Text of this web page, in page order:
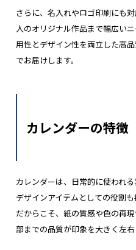
さらに、名入れやロゴ印刷にも
人のオリジナル作品まで幅広い
用性とデザイン性を両立した高
でお届けします。
カレンダーの特徴
カレンダーは、日常的に使われ
デザインアイテムとしての役割
だからこそ、紙の質感や色の再
部までの品質が印象を大きく左右